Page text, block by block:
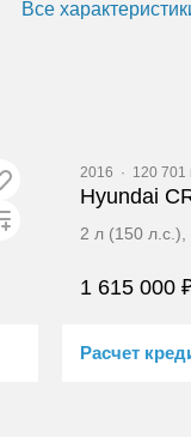
Все
2016 · 120 701
Hyundai
2 л (150
1 615 000
Расчет